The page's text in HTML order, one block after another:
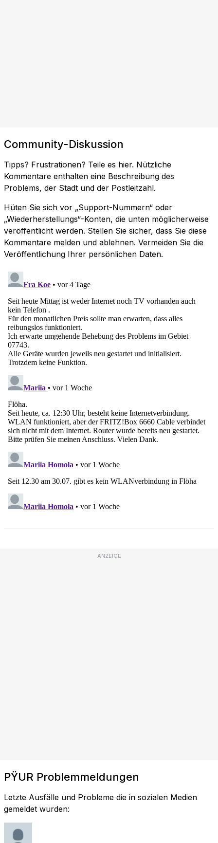
Community-Diskussion
Tipps? Frustrationen? Teile es hier. Nützliche
Kommentare enthalten eine Beschreibung des
Problems, der Stadt und der Postleitzahl.
Hüten Sie sich vor „Support-Nummern“ oder
„Wiederherstellungs“-Konten, die unten möglicherweise
veröffentlicht werden. Stellen Sie sicher, dass Sie diese
Kommentare melden und ablehnen. Vermeiden Sie die
Veröffentlichung Ihrer persönlichen Daten.
ANZEIGE
PŸUR Problemmeldungen
Letzte Ausfälle und Probleme die in sozialen Medien
gemeldet wurden: